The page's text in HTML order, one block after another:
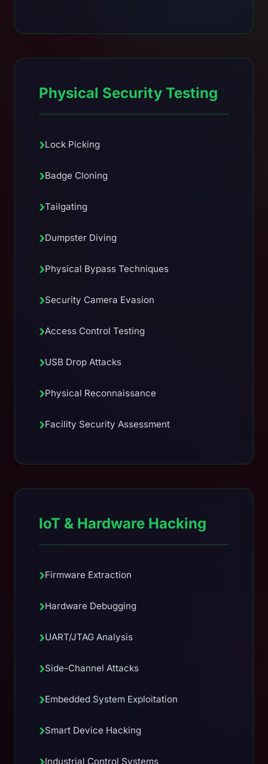
Physical Security Testing
›Lock Picking
›Badge Cloning
›Tailgating
›Dumpster Diving
›Physical Bypass Techniques
›Security Camera Evasion
›Access Control Testing
›USB Drop Attacks
›Physical Reconnaissance
›Facility Security Assessment
IoT & Hardware Hacking
›Firmware Extraction
›Hardware Debugging
›UART/JTAG Analysis
›Side-Channel Attacks
›Embedded System Exploitation
›Smart Device Hacking
Industrial Control Systems